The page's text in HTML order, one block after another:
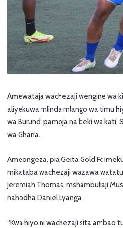
Amewataja wachezaji wengine wa
aliyekuwa mlinda mlango wa timu
wa Burundi pamoja na beki wa kati,
wa Ghana.
Ameongeza, pia Geita Gold Fc
mikataba wachezaji wazawa
Jeremiah Thomas, mshambuliaji
nahodha Daniel Lyanga.
“Kwa hiyo ni wachezaji sita ambao